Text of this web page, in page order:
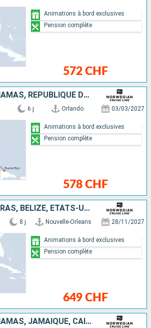
572 CHF
Animations à bord exclusives
Pension complète
ÉTATS-UNIS, BAHAMAS, RÉPUBLIQUE DOMINICAINE
6 j Orlando 03/03/2027
578 CHF
Animations à bord exclusives
Pension complète
MEXIQUE, HONDURAS, BELIZE, ÉTATS-UNIS
8 j Nouvelle-Orleans 28/11/2027
649 CHF
Animations à bord exclusives
Pension complète
ÉTATS-UNIS, BAHAMAS, JAMAÏQUE, CAÏMANS (ÎLES), MEXIQUE